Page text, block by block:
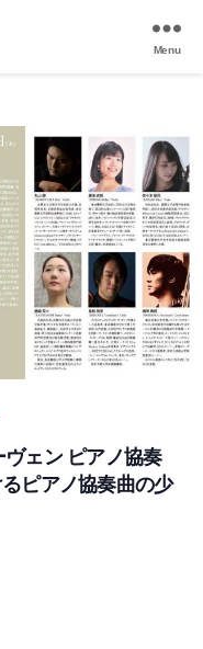
Menu
ヴェン ピアノ協奏
ピアノ協奏曲の少